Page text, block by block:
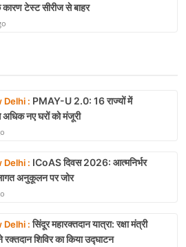
टेस्ट सीरीज से बाहर
Delhi : PMAY-U 2.0: 16 राज्यों में
नए घरों को मंजूरी
Delhi : ICoAS दिवस 2026: आत्मनिर्भर
अनुकूलन पर जोर
Delhi :सिंदूर महारक्तदान यात्रा: रक्षा मंत्री
रक्तदान शिविर का किया उद्घाटन